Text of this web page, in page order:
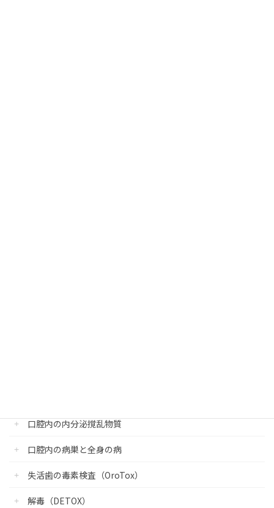
口腔内の内分泌撹乱物質
口腔内の病巣と全身の病
失活歯の毒素検査（OroTox）
解毒（DETOX）